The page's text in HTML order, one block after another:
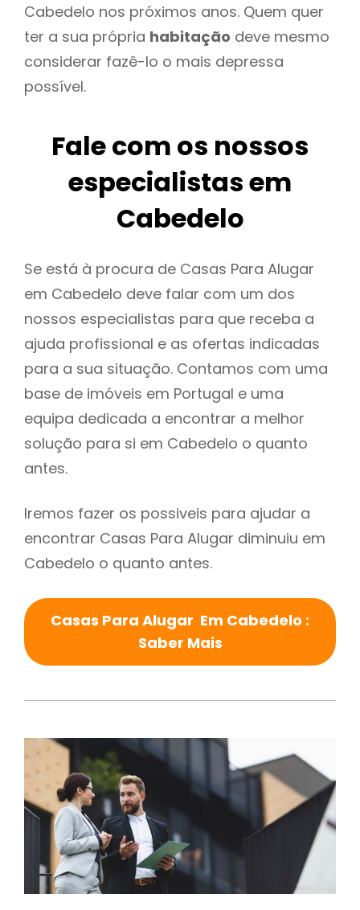
Cabedelo nos próximos anos. Quem quer
ter a sua própria habitação deve mesmo
considerar fazê-lo o mais depressa
possível.
Fale com os nossos
especialistas em
Cabedelo
Se está à procura de Casas Para Alugar
em Cabedelo deve falar com um dos
nossos especialistas para que receba a
ajuda profissional e as ofertas indicadas
para a sua situação. Contamos com uma
base de imóveis em Portugal e uma
equipa dedicada a encontrar a melhor
solução para si em Cabedelo o quanto
antes.
Iremos fazer os possiveis para ajudar a
encontrar Casas Para Alugar diminuiu em
Cabedelo o quanto antes.
Casas Para Alugar Em Cabedelo :
Saber Mais